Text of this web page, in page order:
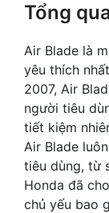
Tổng
Air Blade là
yêu thích
2007, Air
người tiêu
tiết kiệm
Air Blade
tiêu dùng, từ
Honda đã
chủ yếu bao